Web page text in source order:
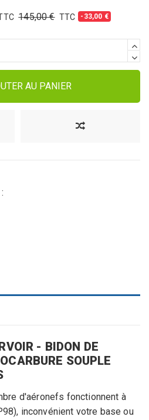
145,00 € -33,00 €
AU PANIER
- BIDON DE
SOUPLE
d'aéronefs fonctionnent à
inconvénient votre base ou